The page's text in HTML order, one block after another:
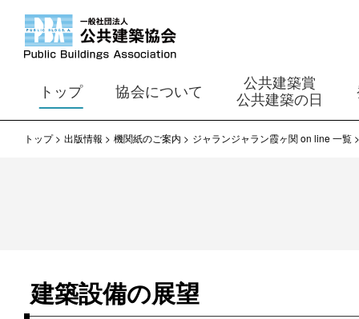
トップ 協会について
公共建築賞
公共建築の日
トップ 出版情報 機関紙のご案内 ジャランジャラン霞ヶ関 on line 一覧
建築設備の展望